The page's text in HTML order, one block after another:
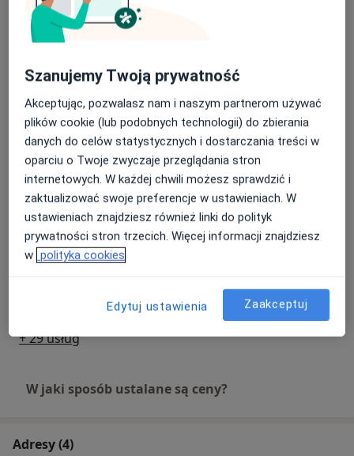
USG układu moczowego
Od 220 zł Szczegóły
USG nadgarstka
230 zł - 335 zł Szczegóły
USG jamy brzusznej dzieci
Od 310 zł Szczegóły Umów wizytę
USG stawu kolanowego
335 zł Szczegóły Umów wizytę
Szczegóły Umów wizytę
+ 29 usług
W jaki sposób ustalane są ceny?
Adresy (4)
Szanujemy Twoją prywatność
Akceptując, pozwalasz nam i naszym partnerom używać
plików cookie (lub podobnych technologii) do zbierania
danych do celów statystycznych i dostarczania treści w
oparciu o Twoje zwyczaje przeglądania stron
internetowych. W każdej chwili możesz sprawdzić i
zaktualizować swoje preferencje w ustawieniach. W
ustawieniach znajdziesz również linki do polityk
prywatności stron trzecich. Więcej informacji znajdziesz
w polityka cookies
Edytuj ustawienia Zaakceptuj